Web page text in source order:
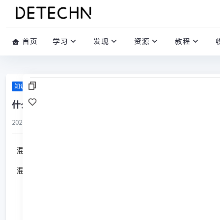
首页 学习 发现 资源 教程
知识库
什么是混淆矩阵？
2022-07-11
混淆矩阵，又称误差矩阵，就是分别统计分类模型归错类，归
混淆矩阵是ROC曲线绘制的基础，同时它也是衡量分类型模型